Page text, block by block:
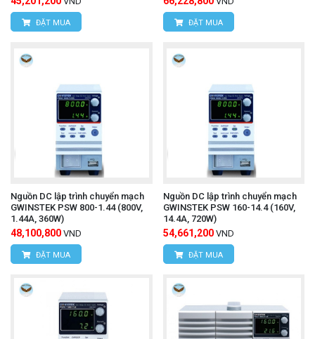
ĐẶT MUA ĐẶT MUA
Nguồn DC lập trình chuyển mạch
GWINSTEK PSW 800-1.44 (800V,
1.44A, 360W)
48,100,800 VND
ĐẶT MUA
Nguồn DC lập trình chuyển mạch
GWINSTEK PSW 160-14.4 (160V,
14.4A, 720W)
54,661,200 VND
ĐẶT MUA